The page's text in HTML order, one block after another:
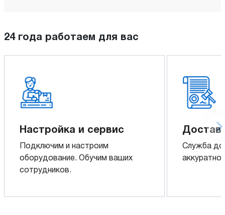
24 года работаем для вас
Настройка и сервис
Подключим и настроим
оборудование. Обучим ваших
сотрудников.
Служба
аккуратно